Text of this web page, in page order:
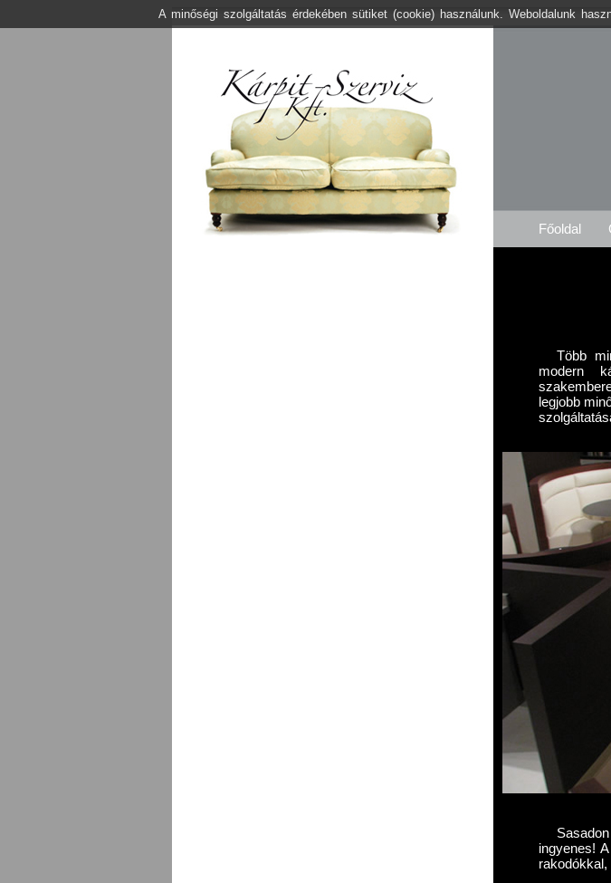
Főoldal
Több
modern
legjobb
ingyenes!
A minőségi szolgáltatás érdekében sütiket (cookie) használunk. Weboldalunk